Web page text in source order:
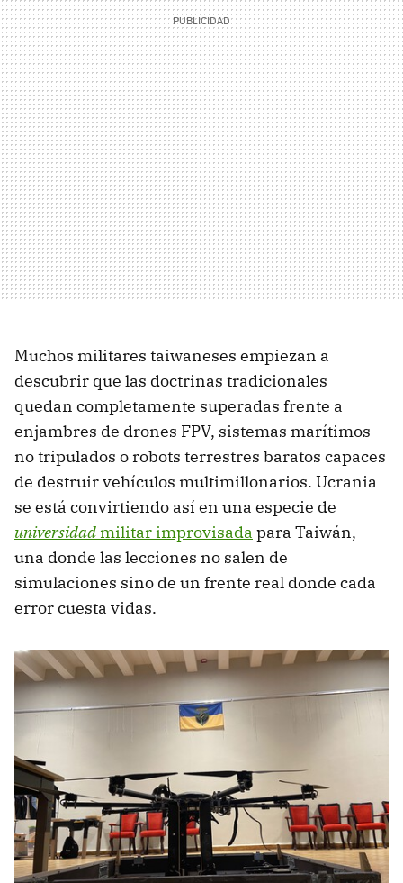
Muchos militares taiwaneses empiezan a
descubrir que las doctrinas tradicionales
quedan completamente superadas frente a
enjambres de drones FPV, sistemas marítimos
no tripulados o robots terrestres baratos capaces
de destruir vehículos multimillonarios. Ucrania
se está convirtiendo así en una especie de
universidadmilitar improvisada para Taiwán,
una donde las lecciones no salen de
simulaciones sino de un frente real donde cada
error cuesta vidas.